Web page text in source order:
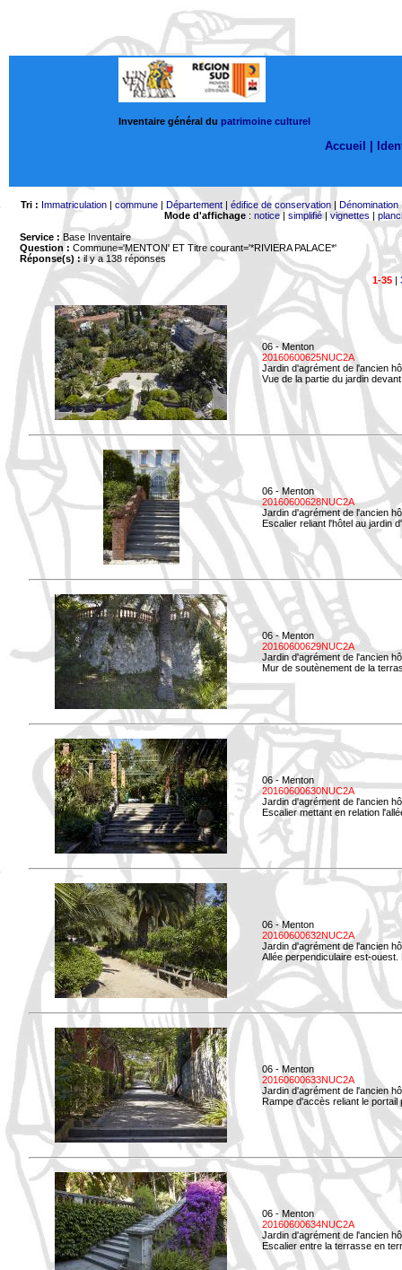
Inventaire général du patrimoine culturel
Accueil |
Tri : Immatriculation| commune| Département| édifice de conservation| Dénomination
Mode d'affichage: notice| simplifié|vignettes |
Service : Base Inventaire
Question : Commune='MENTON' ET Titre courant='*RIVIERA PALACE*'
Réponse(s) :il y a 138 réponses
1-35|
06 - Menton
20160600625NUC2A
Jardin d'agrément de l'ancien
Vue de la partie du jardin
06 - Menton
20160600628NUC2A
Jardin d'agrément de l'ancien
Escalier reliant l'hôtel au jardin
06 - Menton
20160600629NUC2A
Jardin d'agrément de l'ancien
Mur de soutènement de la
06 - Menton
20160600630NUC2A
Jardin d'agrément de l'ancien
Escalier mettant en relation
06 - Menton
20160600632NUC2A
Jardin d'agrément de l'ancien
Allée perpendiculaire est-ouest.
06 - Menton
20160600633NUC2A
Jardin d'agrément de l'ancien
Rampe d'accès reliant le portail
06 - Menton
20160600634NUC2A
Jardin d'agrément de l'ancien
Escalier entre la terrasse en